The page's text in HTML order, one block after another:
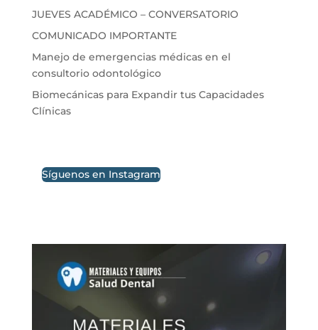
JUEVES ACADÉMICO – CONVERSATORIO
COMUNICADO IMPORTANTE
Manejo de emergencias médicas en el
consultorio odontológico
Biomecánicas para Expandir tus Capacidades
Clínicas
Síguenos en Instagram